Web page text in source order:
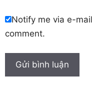
Notify me via e-
comment.